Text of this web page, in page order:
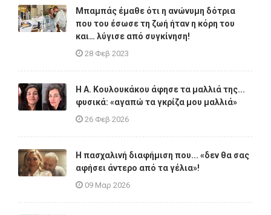
Μπαμπάς έμαθε ότι η ανώνυμη δότρια
που του έσωσε τη ζωή ήταν η κόρη του
και… λύγισε από συγκίνηση!
28 Φεβ 2023
Η A. Κουλουκάκου άφησε τα μαλλιά της...
φυσικά: «αγαπώ τα γκρίζα μου μαλλιά»
26 Φεβ 2026
Η πασχαλινή διαφήμιση που... «δεν θα σας
αφήσει άντερο από τα γέλια»!
09 Μαρ 2026